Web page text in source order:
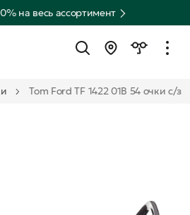
на весь ассортимент
Tom Ford TF 1422 01B 54 очки с/з